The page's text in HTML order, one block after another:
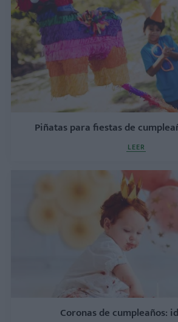
Piñatas para fiestas de
LEER
Coronas de cumpleaños: